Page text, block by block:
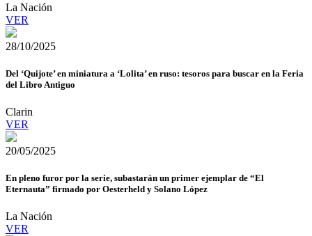
La Nación
VER
28/10/2025
Del ‘Quijote’ en miniatura a ‘Lolita’ en ruso: tesoros para buscar en la Feria
del Libro Antiguo
Clarin
VER
20/05/2025
En pleno furor por la serie, subastarán un primer ejemplar de “El
Eternauta” firmado por Oesterheld y Solano López
La Nación
VER